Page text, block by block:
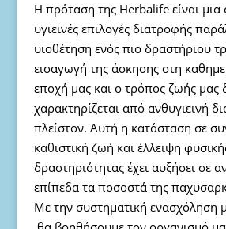
Η πρόταση της Herbalife είναι
υγιεινές επιλογές διατροφής
υιοθέτηση ενός πιο δραστήριου
εισαγωγή της άσκησης στη
εποχή μας και ο τρόπος ζωής μας
χαρακτηρίζεται από ανθυγιεινή
πλείστον. Αυτή η κατάσταση σε
καθιστική ζωή και έλλειψη
δραστηριότητας έχει αυξήσει σε
επίπεδα τα ποσοστά της
Με την συστηματική ενασχόληση